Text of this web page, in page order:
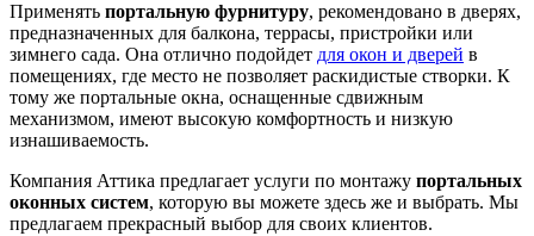
Применять портальную фурнитуру, рекомендовано в дверях,
предназначенных для балкона, террасы, пристройки или
зимнего сада. Она отлично подойдет для окон и дверей в
помещениях, где место не позволяет раскидистые створки. К
тому же портальные окна, оснащенные сдвижным
механизмом, имеют высокую комфортность и низкую
изнашиваемость.
Компания Аттика предлагает услуги по монтажу портальных
оконных систем, которую вы можете здесь же и выбрать. Мы
предлагаем прекрасный выбор для своих клиентов.